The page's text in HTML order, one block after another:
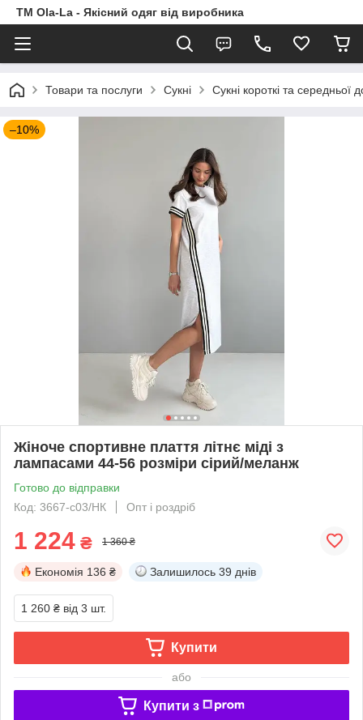
TM Ola-La - Якісний одяг від виробника
Товари та послуги Сукні Сукні короткі та середньої
–10%
Жіноче спортивне плаття літнє міді з
лампасами 44-56 розміри сірий/меланж
Готово до відправки
Код: 3667-c03/НК
Опт і роздріб
1 224 ₴ 1 360 ₴
Економія 136 ₴ Залишилось 39 днів
1 260 ₴ від 3 шт.
Купити
або
Купити з